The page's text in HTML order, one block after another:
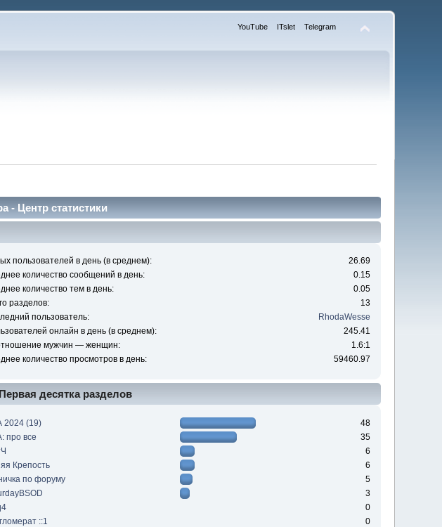
YouTube ITslet Telegram
- Центр статистики
пользователей в день (в среднем):
26.69
количество сообщений в день:
0.15
количество тем в день:
0.05
разделов:
13
пользователь:
RhodaWesse
онлайн в день (в среднем):
245.41
мужчин — женщин:
1.6:1
количество просмотров в день:
59460.97
Первая десятка разделов
2024 (19)
48
про все
35
6
Крепость
6
по форуму
5
3
0
::1
0